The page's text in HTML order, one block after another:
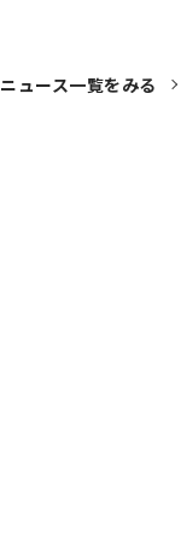
ニュース一覧をみる